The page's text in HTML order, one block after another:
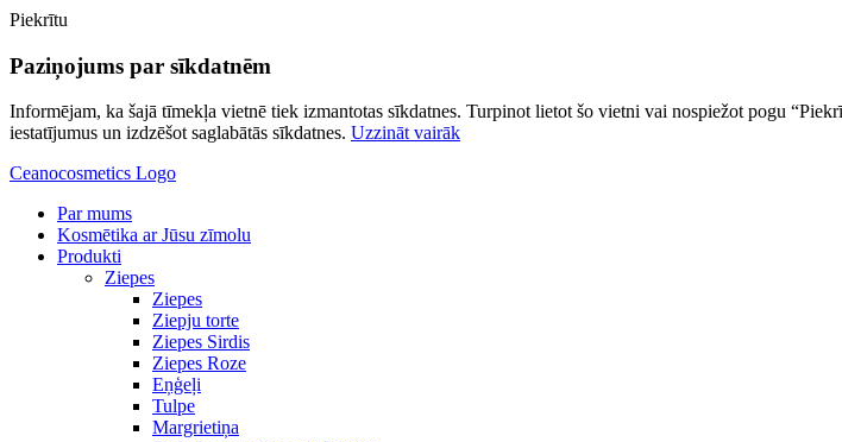
Piekrītu
Paziņojums par sīkdatnēm
Informējam, ka šajā tīmekļa vietnē tiek izmantotas sīkdatnes. Turpinot lietot šo vietni vai nospiežot pogu
iestatījumus un izdzēšot saglabātās sīkdatnes. Uzzināt vairāk
Ceanocosmetics Logo
Par mums
Kosmētika ar Jūsu zīmolu
Produkti
Ziepes
Ziepes
Ziepju torte
Ziepes Sirdis
Ziepes Roze
Eņģeļi
Tulpe
Margrietiņa